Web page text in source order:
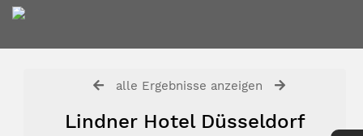
alle Ergebnisse anzeigen
Lindner Hotel Düsseldorf